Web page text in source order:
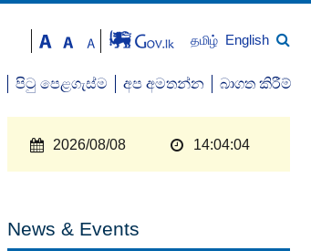
தமிழ் English
පිටු පෙළගැස්ම අප අමතන්න බාගත කිරීම්
2026/08/08 14:04:04
News & Events